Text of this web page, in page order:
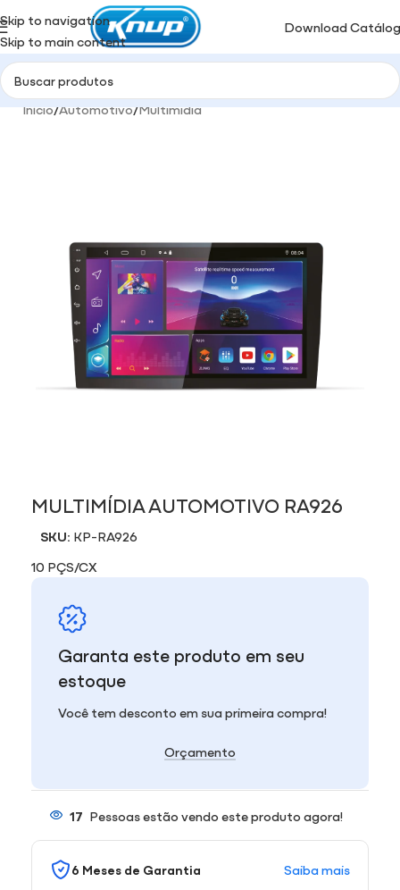
Skip to navigation
Skip to main content
Download
Início/Automotivo/Multimidia
MULTIMÍDIA AUTOMOTIVO RA926
SKU: KP-RA926
10 PÇS/CX
Garanta este produto em seu
estoque
Você tem desconto em sua primeira compra!
Orçamento
17 Pessoas estão vendo este produto agora!
6 Meses de Garantia Saiba mais